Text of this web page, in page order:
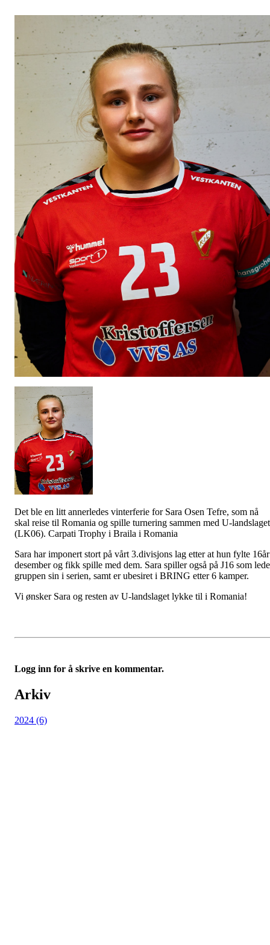
Det ble en litt annerledes vinterferie for Sara Osen Tefre, som nå
skal reise til Romania og spille turnering sammen med U-landslaget
(LK06). Carpati Trophy i Braila i Romania
Sara har imponert stort på vårt 3.divisjons lag etter at hun fylte
desember og fikk spille med dem. Sara spiller også på J16 som
gruppen sin i serien, samt er ubesiret i BRING etter 6 kamper.
Vi ønsker Sara og resten av U-landslaget lykke til i Romania!
Logg inn for å skrive en kommentar.
Arkiv
2024 (6)